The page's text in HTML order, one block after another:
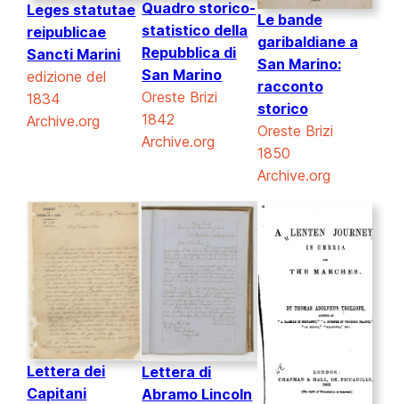
Leges statutae
reipublicae
Sancti Marini
edizione del
1834
Archive.org
Quadro storico-
statistico della
Repubblica di
San Marino
Oreste Brizi
1842
Archive.org
Le bande
garibaldiane a
San Marino:
racconto
storico
Oreste Brizi
1850
Archive.org
Lettera dei
Capitani
Lettera di
Abramo Lincoln